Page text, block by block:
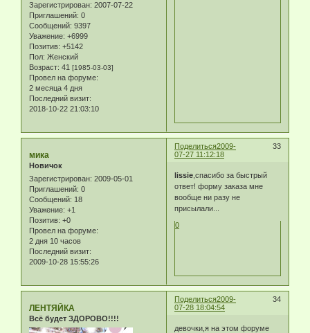
Зарегистрирован: 2007-07-22
Приглашений: 0
Сообщений: 9397
Уважение: +6999
Позитив: +5142
Пол: Женский
Возраст: 41 [1985-03-03]
Провел на форуме:
2 месяца 4 дня
Последний визит:
2018-10-22 21:03:10
Поделиться 33
2009-
07-27 11:12:18
мика
Новичок
Зарегистрирован: 2009-05-01
Приглашений: 0
Сообщений: 18
Уважение: +1
Позитив: +0
Провел на форуме:
2 дня 10 часов
Последний визит:
2009-10-28 15:55:26
lissie ,спасибо за быстрый
ответ! форму заказа мне
вообще ни разу не
присылали...
0
Поделиться 34
2009-
07-28 18:04:54
ЛЕНТЯЙКА
Всё будет ЗДОРОВО!!!!
девочки,я на этом форуме